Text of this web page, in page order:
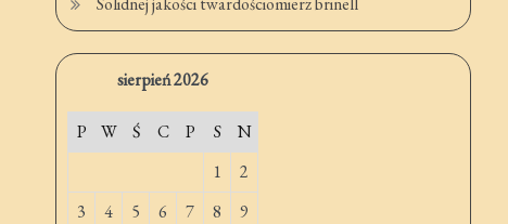
sierpień 2026
P W Ś C P S
N
1
2
3
4 5 6 7 8
9